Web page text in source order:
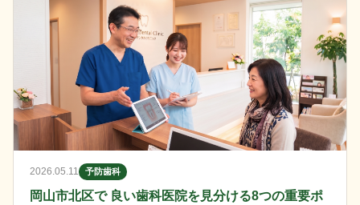
2026.05.11 予防歯科
岡山市北区で 良い歯科医院を見分ける8つの重要ポ